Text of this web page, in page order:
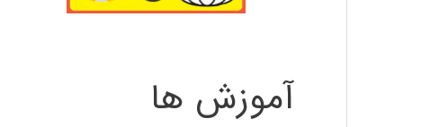
آموزش ها